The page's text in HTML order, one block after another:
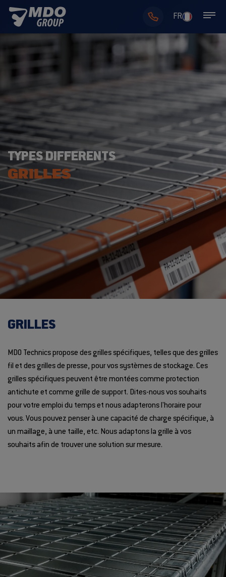
FR
TYPES DIFFERENTS
GRILLES
GRILLES
MDO Technics propose des grilles spécifiques, telles que des grilles
fil et des grilles de presse, pour vos systèmes de stockage. Ces
grilles spécifiques peuvent être montées comme protection
antichute et comme grille de support. Dites-nous vos souhaits
pour votre emploi du temps et nous adapterons l'horaire pour
vous. Vous pouvez penser à une capacité de charge spécifique, à
un maillage, à une taille, etc. Nous adaptons la grille à vos
souhaits afin de trouver une solution sur mesure.